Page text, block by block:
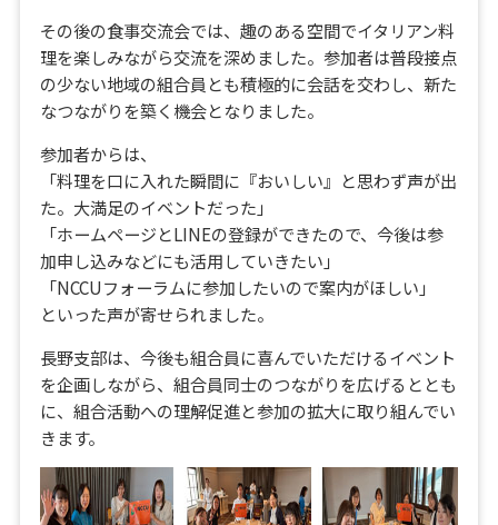
その後の食事交流会では、趣のある空間でイタリアン料
理を楽しみながら交流を深めました。参加者は普段接点
の少ない地域の組合員とも積極的に会話を交わし、新た
なつながりを築く機会となりました。
参加者からは、
「料理を口に入れた瞬間に『おいしい』と思わず声が出
た。大満足のイベントだった」
「ホームページとLINEの登録ができたので、今後は参
加申し込みなどにも活用していきたい」
「NCCUフォーラムに参加したいので案内がほしい」
といった声が寄せられました。
長野支部は、今後も組合員に喜んでいただけるイベント
を企画しながら、組合員同士のつながりを広げるととも
に、組合活動への理解促進と参加の拡大に取り組んでい
きます。